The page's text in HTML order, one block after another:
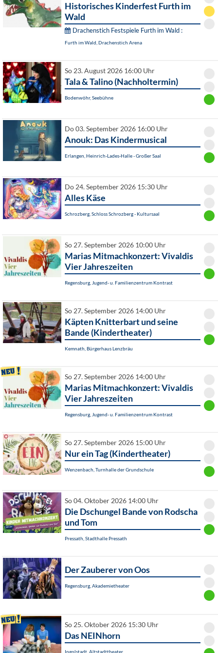
Historisches Kinderfest Furth im
Wald
Drachenstich Festspiele Furth im Wald :
Furth im Wald, Drachenstich Arena
So 23. August 2026 16:00 Uhr
Tala & Talino (Nachholtermin)
Bodenwöhr, Seebühne
Do 03. September 2026 16:00 Uhr
Anouk: Das Kindermusical
Erlangen, Heinrich-Lades-Halle - Großer Saal
Do 24. September 2026 15:30 Uhr
Alles Käse
Schrozberg, Schloss Schrozberg - Kultursaal
So 27. September 2026 10:00 Uhr
Marias Mitmachkonzert: Vivaldis
Vier Jahreszeiten
Regensburg, Jugend- u. Familienzentrum Kontrast
So 27. September 2026 14:00 Uhr
Käpten Knitterbart und seine
Bande (Kindertheater)
Kemnath, Bürgerhaus Lenzbräu
So 27. September 2026 14:00 Uhr
Marias Mitmachkonzert: Vivaldis
Vier Jahreszeiten
Regensburg, Jugend- u. Familienzentrum Kontrast
So 27. September 2026 15:00 Uhr
Nur ein Tag (Kindertheater)
Wenzenbach, Turnhalle der Grundschule
So 04. Oktober 2026 14:00 Uhr
Die Dschungel Bande von Rodscha
und Tom
Pressath, Stadthalle Pressath
Der Zauberer von Oos
Regensburg, Akademietheater
So 25. Oktober 2026 15:30 Uhr
Das NEINhorn
Ingolstadt, Altstadttheater